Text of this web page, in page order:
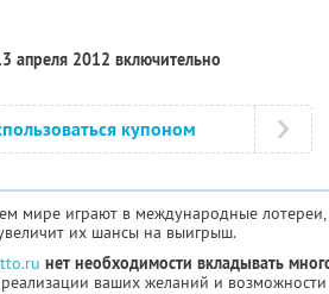
апреля 2012 включительно
купоном
мире играют в международные
их шансы на выигрыш.
нет необходимости вкладывать
ваших желаний и